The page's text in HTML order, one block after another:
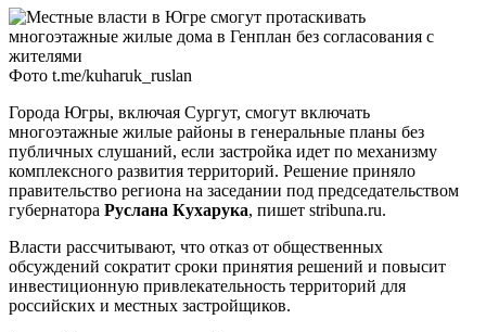
Фото t.me/kuharuk_ruslan
Города Югры, включая Сургут, смогут включать
многоэтажные жилые районы в генеральные планы без
публичных слушаний, если застройка идет по механизму
комплексного развития территорий. Решение приняло
правительство региона на заседании под председательством
губернатора Руслана Кухарука, пишет stribuna.ru.
Власти рассчитывают, что отказ от общественных
обсуждений сократит сроки принятия решений и повысит
инвестиционную привлекательность территорий для
российских и местных застройщиков.